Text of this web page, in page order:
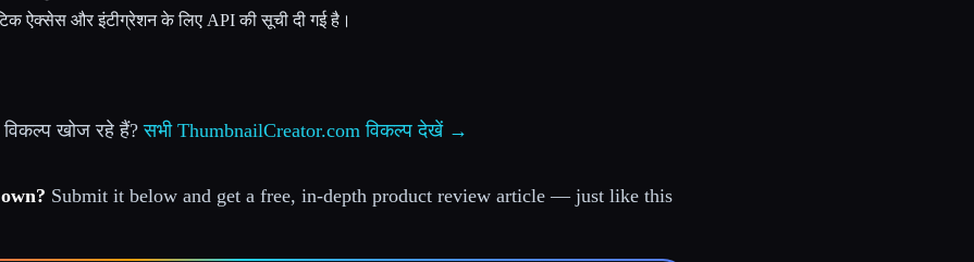
ऐक्सेस और इंटीग्रेशन के लिए API की सूची दी गई है।
खोज रहे हैं?सभी ThumbnailCreator.com विकल्प देखें →
Submit it below and get a free, in-depth product review article — just like this